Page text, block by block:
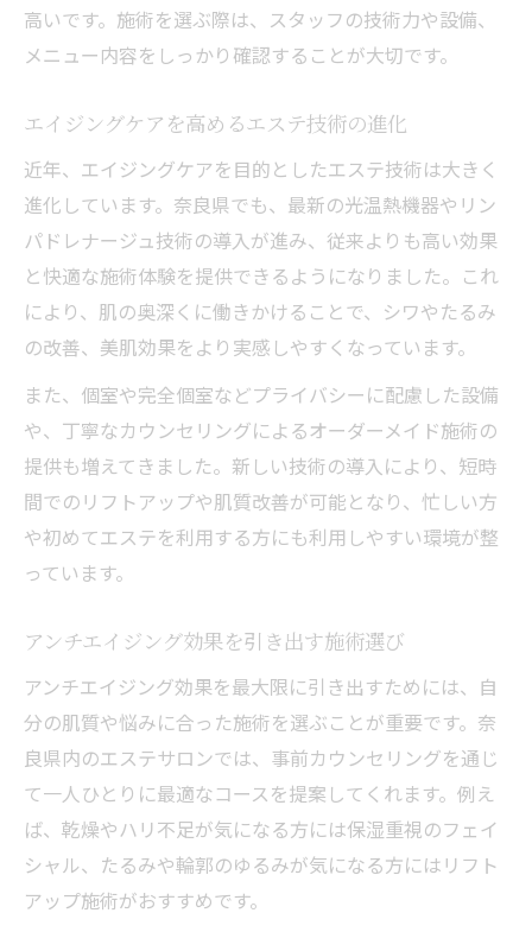
高いです。施術を選ぶ際は、スタッフの技術力や設備、
メニュー内容をしっかり確認することが大切です。
エイジングケアを高めるエステ技術の進化
近年、エイジングケアを目的としたエステ技術は大きく
進化しています。奈良県でも、最新の光温熱機器やリン
パドレナージュ技術の導入が進み、従来よりも高い効果
と快適な施術体験を提供できるようになりました。これ
により、肌の奥深くに働きかけることで、シワやたるみ
の改善、美肌効果をより実感しやすくなっています。
また、個室や完全個室などプライバシーに配慮した設備
や、丁寧なカウンセリングによるオーダーメイド施術の
提供も増えてきました。新しい技術の導入により、短時
間でのリフトアップや肌質改善が可能となり、忙しい方
や初めてエステを利用する方にも利用しやすい環境が整
っています。
アンチエイジング効果を引き出す施術選び
アンチエイジング効果を最大限に引き出すためには、自
分の肌質や悩みに合った施術を選ぶことが重要です。奈
良県内のエステサロンでは、事前カウンセリングを通じ
て一人ひとりに最適なコースを提案してくれます。例え
ば、乾燥やハリ不足が気になる方には保湿重視のフェイ
シャル、たるみや輪郭のゆるみが気になる方にはリフト
アップ施術がおすすめです。